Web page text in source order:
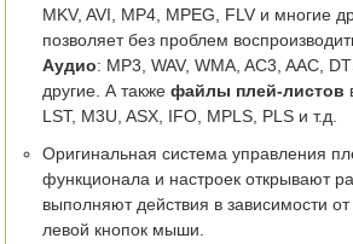
MKV, AVI, MP4, MPEG, FLV и многие
позволяет без проблем
Аудио: MP3, WAV, WMA, AC3, AAC,
другие. А такжефайлы плей-листов
LST, M3U, ASX, IFO, MPLS, PLS и т.д.
Оригинальная система управления
функционала и настроек открывают
выполняют действия в зависимости
левой кнопок мыши.